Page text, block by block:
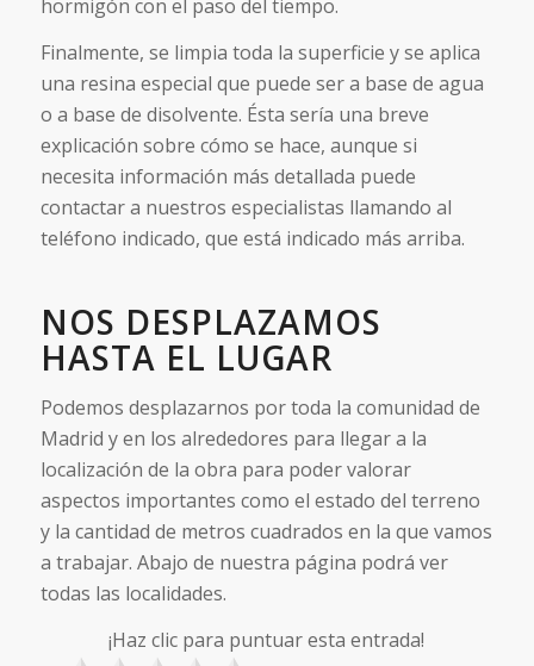
hormigón con el paso del tiempo.
Finalmente, se limpia toda la superficie y se aplica
una resina especial que puede ser a base de agua
o a base de disolvente. Ésta sería una breve
explicación sobre cómo se hace, aunque si
necesita información más detallada puede
contactar a nuestros especialistas llamando al
teléfono indicado, que está indicado más arriba.
NOS DESPLAZAMOS
HASTA EL LUGAR
Podemos desplazarnos por toda la comunidad de
Madrid y en los alrededores para llegar a la
localización de la obra para poder valorar
aspectos importantes como el estado del terreno
y la cantidad de metros cuadrados en la que vamos
a trabajar. Abajo de nuestra página podrá ver
todas las localidades.
¡Haz clic para puntuar esta entrada!